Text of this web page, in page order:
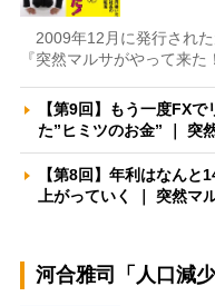
2009年12月に発行され
『突然マルサがやって来
【第9回】もう一度FX
た”ヒミツのお金” ｜ 突
【第8回】年利はなん
上がっていく ｜ 突然マ
河合雅司「人口減